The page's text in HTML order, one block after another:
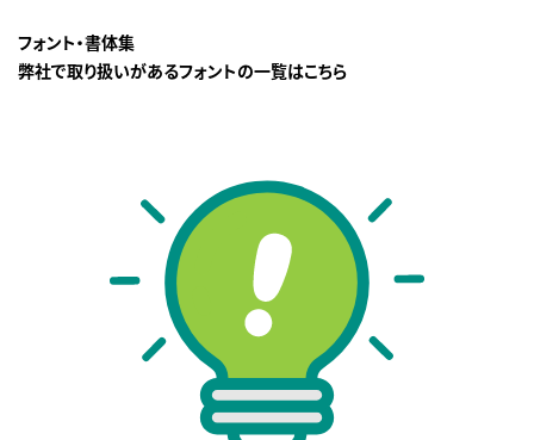
フォント・書体集
弊社で取り扱いがあるフォントの一覧はこちら